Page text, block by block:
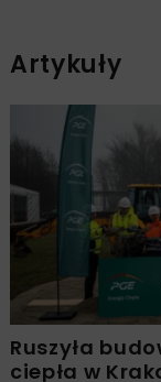
Artykuły
Ruszyła
ciepła w